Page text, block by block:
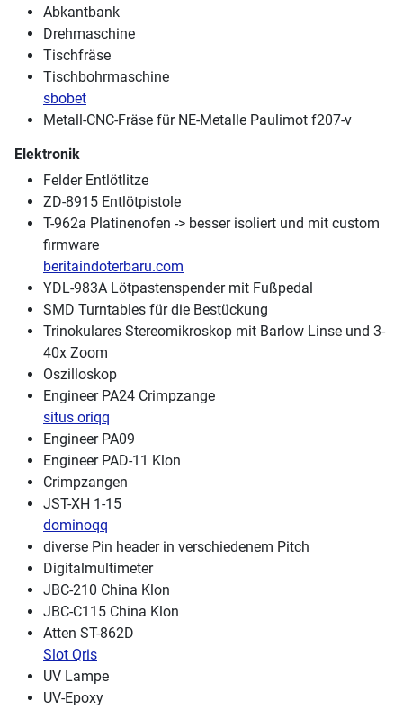
Abkantbank
Drehmaschine
Tischfräse
Tischbohrmaschine
sbobet
Metall-CNC-Fräse für NE-Metalle Paulimot f207-v
Elektronik
Felder Entlötlitze
ZD-8915 Entlötpistole
T-962a Platinenofen -> besser isoliert und mit custom
firmware
beritaindoterbaru.com
YDL-983A Lötpastenspender mit Fußpedal
SMD Turntables für die Bestückung
Trinokulares Stereomikroskop mit Barlow Linse und 3-
40x Zoom
Oszilloskop
Engineer PA24 Crimpzange
situs oriqq
Engineer PA09
Engineer PAD-11 Klon
Crimpzangen
JST-XH 1-15
dominoqq
diverse Pin header in verschiedenem Pitch
Digitalmultimeter
JBC-210 China Klon
JBC-C115 China Klon
Atten ST-862D
Slot Qris
UV Lampe
UV-Epoxy